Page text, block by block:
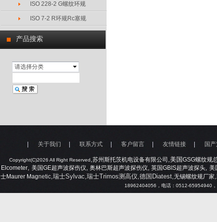
产品搜索
请选择分类
ISO 228-2 G螺纹环规
ISO 7-2 R环规Rc塞规
Copyright(C)2026 All Right Reserved,苏州斯托茨机电设备有限公司 ,美国GSG螺纹规
Elcometer,美国GE超声波探伤仪, 奥林巴斯超声波探伤仪, 英国GBIS超声波探头,美
士Maurer Magnetic,瑞士Sylvac,瑞士Trimos测高仪,德国Diatest,无锡螺纹规厂家,
18962404056 ，电话： 0512-65954940
关于我们 联系方式 客户留言 友情链接 国